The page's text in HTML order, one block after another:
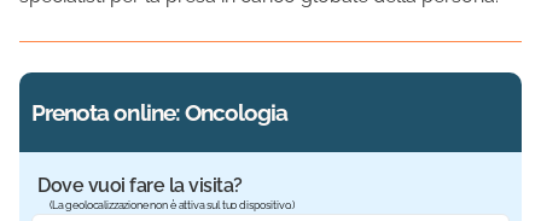
Prenota online: Oncologia
Dove vuoi fare la visita?
(La geolocalizzazione non è attiva sul tuo dispositivo.)